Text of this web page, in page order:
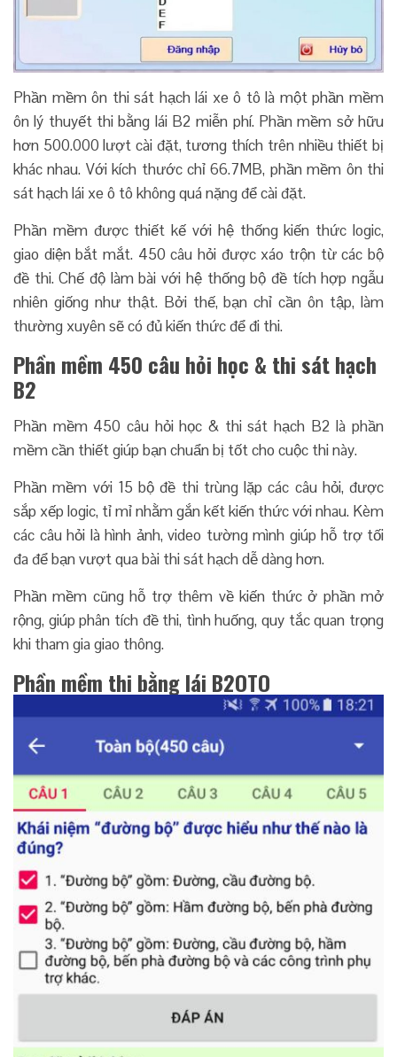
Phần mềm ôn thi sát hạch lái xe ô tô là một phần mềm
ôn lý thuyết thi bằng lái B2 miễn phí. Phần mềm sở hữu
hơn 500.000 lượt cài đặt, tương thích trên nhiều thiết bị
khác nhau. Với kích thước chỉ 66.7MB, phần mềm ôn thi
sát hạch lái xe ô tô không quá nặng để cài đặt.
Phần mềm được thiết kế với hệ thống kiến thức logic,
giao diện bắt mắt. 450 câu hỏi được xáo trộn từ các bộ
đề thi. Chế độ làm bài với hệ thống bộ đề tích hợp ngẫu
nhiên giống như thật. Bởi thế, bạn chỉ cần ôn tập, làm
thường xuyên sẽ có đủ kiến thức để đi thi.
Phần mềm 450 câu hỏi học & thi sát hạch
B2
Phần mềm 450 câu hỏi học & thi sát hạch B2 là phần
mềm cần thiết giúp bạn chuẩn bị tốt cho cuộc thi này.
Phần mềm với 15 bộ đề thi trùng lặp các câu hỏi, được
sắp xếp logic, tỉ mỉ nhằm gắn kết kiến thức với nhau. Kèm
các câu hỏi là hình ảnh, video tường mình giúp hỗ trợ tối
đa để bạn vượt qua bài thi sát hạch dễ dàng hơn.
Phần mềm cũng hỗ trợ thêm về kiến thức ở phần mở
rộng, giúp phân tích đề thi, tình huống, quy tắc quan trọng
khi tham gia giao thông.
Phần mềm thi bằng lái B2OTO